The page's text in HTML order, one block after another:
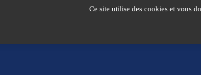
Ce site utilise des cookies et vous